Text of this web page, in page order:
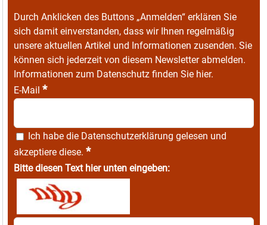
Durch Anklicken des Buttons „Anmelden“ erklären Sie
sich damit einverstanden, dass wir Ihnen regelmäßig
unsere aktuellen Artikel und Informationen zusenden. Sie
können sich jederzeit von diesem Newsletter abmelden.
Informationen zum Datenschutz finden Sie hier.
E-Mail *
Ich habe die Datenschutzerklärung gelesen und
akzeptiere diese. *
Bitte diesen Text hier unten eingeben: